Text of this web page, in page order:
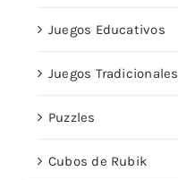
Juegos Educativos
Juegos Tradicionales
Puzzles
Cubos de Rubik